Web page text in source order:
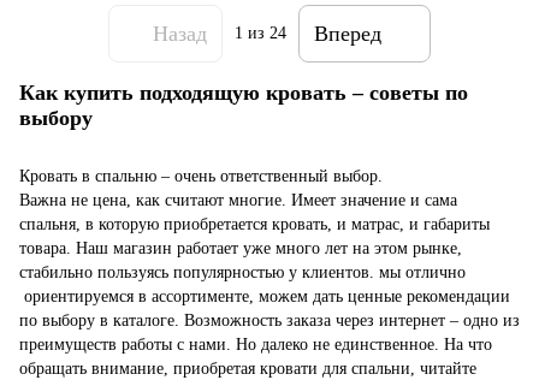
Назад 1 из 24 Вперед
Как купить подходящую кровать – советы по
выбору
Кровать в спальню – очень ответственный выбор.
Важна не цена, как считают многие. Имеет значение и сама
спальня, в которую приобретается кровать, и матрас, и габариты
товара. Наш магазин работает уже много лет на этом рынке,
стабильно пользуясь популярностью у клиентов. мы отлично
ориентируемся в ассортименте, можем дать ценные рекомендации
по выбору в каталоге. Возможность заказа через интернет – одно из
преимуществ работы с нами. Но далеко не единственное. На что
обращать внимание, приобретая кровати для спальни, читайте